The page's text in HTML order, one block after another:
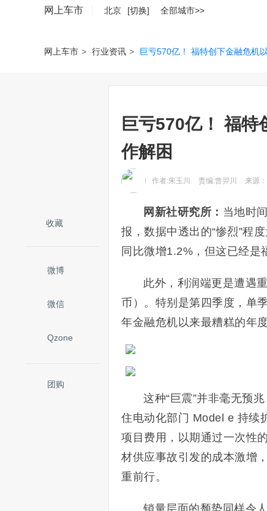
网上车市 北京 [切换] 全部城市>>
网上车市 > 行业资讯 > 巨亏570亿！ 福特创下金融危机
收藏
微博
微信
Qzone
团购
巨亏570亿！ 福特
作解困
作者:朱玉川 责编:曾羿川 来源：
网新社研究所： 当地时
报，数据中透出的“惨烈”程
同比微增1.2%，但这已经是
此外，利润端更是遭遇
币）。特别是第四季度，单
年金融危机以来最糟糕的年度
这种“巨震”并非毫无预
住电动化部门 Model e 持续
项目费用，以期通过一次性
材供应事故引发的成本激增
重前行。
销量层面的颓势同样令